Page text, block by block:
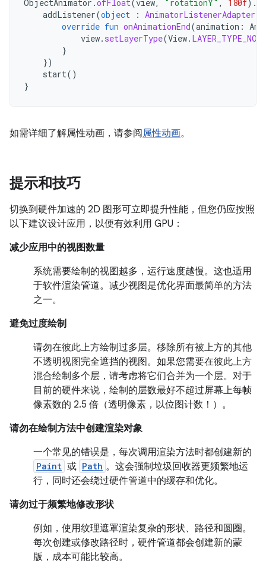
ObjectAnimator .ofFloat(view, "rotationY" , 180f).
addListener(object : AnimatorListenerAdapter
override fun onAnimationEnd(animation :
view. setLayerType(View. LAYER_TYPE_NONE
}
})
start()
}
如需详细了解属性动画，请参阅属性动画。
提示和技巧
切换到硬件加速的 2D 图形可立即提升性能，但您仍应按照
以下建议设计应用，以便有效利用 GPU：
减少应用中的视图数量
系统需要绘制的视图越多，运行速度越慢。这也适用
于软件渲染管道。减少视图是优化界面最简单的方法
之一。
避免过度绘制
请勿在彼此上方绘制过多层。移除所有被上方的其他
不透明视图完全遮挡的视图。如果您需要在彼此上方
混合绘制多个层，请考虑将它们合并为一个层。对于
目前的硬件来说，绘制的层数最好不超过屏幕上每帧
像素数的 2.5 倍（透明像素，以位图计数！）。
请勿在绘制方法中创建渲染对象
一个常见的错误是，每次调用渲染方法时都创建新的
Paint 或 Path 。这会强制垃圾回收器更频繁地运
行，同时还会绕过硬件管道中的缓存和优化。
请勿过于频繁地修改形状
例如，使用纹理遮罩渲染复杂的形状、路径和圆圈。
每次创建或修改路径时，硬件管道都会创建新的蒙
版，成本可能比较高。